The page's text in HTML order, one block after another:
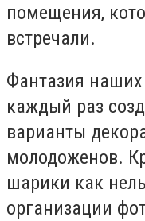
помещения,
встречали.
Фантазия наших
каждый раз
варианты
молодоженов.
шарики как
организации